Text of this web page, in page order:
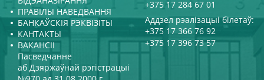
ПРАВІЛЫ НАВЕДВАННЯ
БАНКАЎСКІЯ РЭКВІЗІТЫ
КАНТАКТЫ
ВАКАНСІІ
+375 17 284 67 01
Аддзел рэалізацыі білетаў:
+375 17 366 76 92
+375 17 396 73 57
Пасведчанне
аб Дзяржаўнай рэгістрацыі